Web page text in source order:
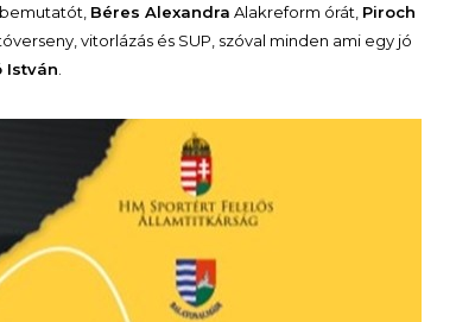
Béres Alexandra Alakreform órát, Piroch
vitorlázás és SUP, szóval minden ami egy jó
István